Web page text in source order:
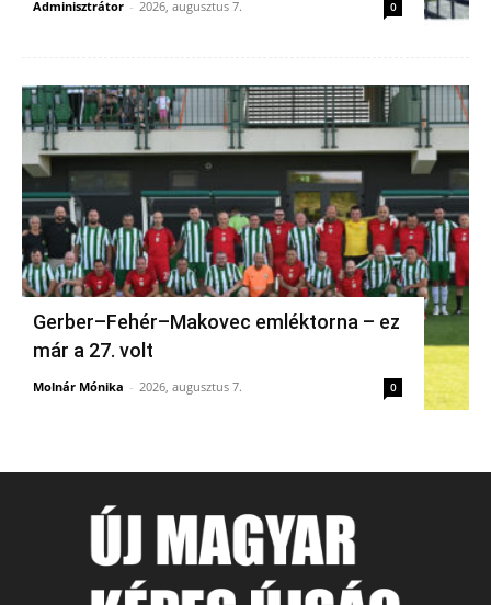
Adminisztrátor - 2026, augusztus 7. 0
Gerber–Fehér–Makovec emléktorna – ez
már a 27. volt
Molnár Mónika - 2026, augusztus 7. 0